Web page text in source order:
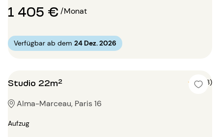
1 405 €/Monat
Verfügbar ab dem 24 Dez. 2026
Studio 22m² 5 (3)
Alma-Marceau, Paris 16
Aufzug